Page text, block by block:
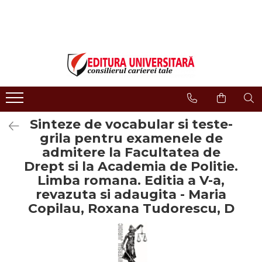
COLECȚII DE CARTE
RELIGIE ȘI FILOSOFIE
ARTE - MULTIMEDIA
FILOLOGIE
SOCIOLOGIE ȘI ȘTIINȚELE
COMUNICĂRII
PSIHOLOGIE
RELAȚII INTERNAȚIONALE ȘI
DIPLOMAȚIE
ȘTIINȚE ALE EDUCAȚIEI
PAMÂNTUL - CASA NOASTRĂ
Filologie
Religie și filosofie
Istorie și științe politice
Arte și multimedia
Reviste
Proceedings
Open Access
Acreditare CNCS
Evenimente - Lansări
Regulament Campanii
Promotionale
Sinteze de vocabular si teste-
grila pentru examenele de
admitere la Facultatea de
Drept si la Academia de Politie.
Limba romana. Editia a V-a,
revazuta si adaugita - Maria
Copilau, Roxana Tudorescu, D